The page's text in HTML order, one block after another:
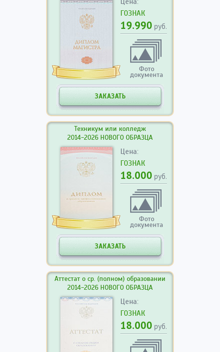
ГОЗНАК
19.990 руб.
Фото
документа
ЗАКАЗАТЬ
Техникум или колледж
2014-2026 НОВОГО ОБРАЗЦА
Цена:
ГОЗНАК
18.000 руб.
Фото
документа
ЗАКАЗАТЬ
Аттестат о ср. (полном) образовании
2014-2026 НОВОГО ОБРАЗЦА
Цена:
ГОЗНАК
18.000 руб.